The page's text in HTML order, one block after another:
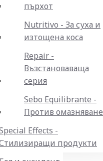
пърхот
Nutritivo - За суха и
изтощена коса
Repair -
Възстановаваща
серия
Sebo Equilibrante -
Против омазняване
Effects -
продукти